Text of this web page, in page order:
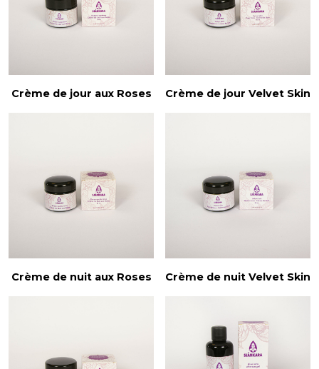
Crème de jour aux Roses Crème de jour Velvet Skin
Crème de nuit aux Roses Crème de nuit Velvet Skin